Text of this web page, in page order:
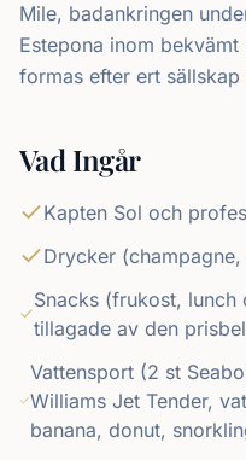
Mile, badankringen
Estepona inom
formas efter ert
Vad Ingår
Kapten Sol och
Drycker
Snacks (frukost,
tillagade av den
Vattensport (2 st
Williams Jet Tender,
banana, donut,